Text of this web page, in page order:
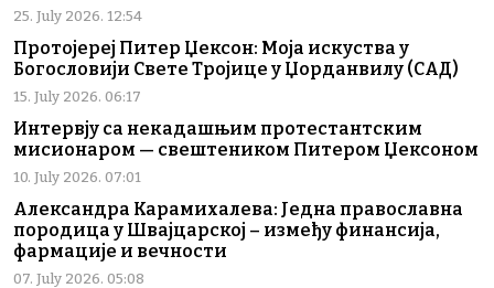
25. July 2026. 12:54
Протојереј Питер Џексон: Моја искуства у
Богословији Свете Тројице у Џорданвилу (САД)
15. July 2026. 06:17
Интервју са некадашњим протестантским
мисионаром — свештеником Питером Џексоном
10. July 2026. 07:01
Александра Карамихалева: Једна православна
породица у Швајцарској – између финансија,
фармације и вечности
07. July 2026. 05:08